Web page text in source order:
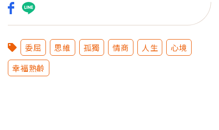
委屈 思維 孤獨 情商 人生
心境
幸福熟齡